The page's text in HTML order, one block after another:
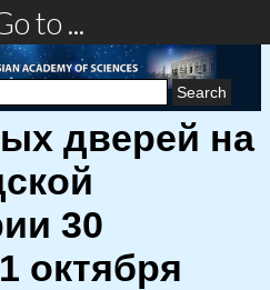
to ...
дверей на
30
октября